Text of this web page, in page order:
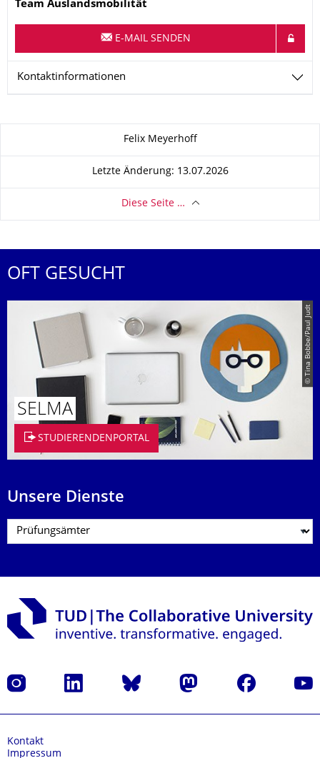
Team Auslandsmobilität
E-MAIL SENDEN
Kontaktinformationen
Felix Meyerhoff
Letzte Änderung: 13.07.2026
Diese Seite …
OFT GESUCHT
© Tina Bobbe/Paul Judt
SELMA
STUDIERENDENPORTAL
Unsere Dienste
Instagram LinkedIn Bluesky Mastodon Facebook
Kontakt
Impressum